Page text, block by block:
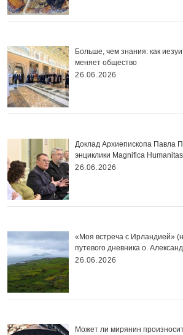
Больше, чем знания: как
меняет общество
26.06.2026
Доклад Архиепископа Павла
энциклики Magnifica
26.06.2026
«Моя встреча с Ирландией»
путевого дневника о.
26.06.2026
Может ли мирянин